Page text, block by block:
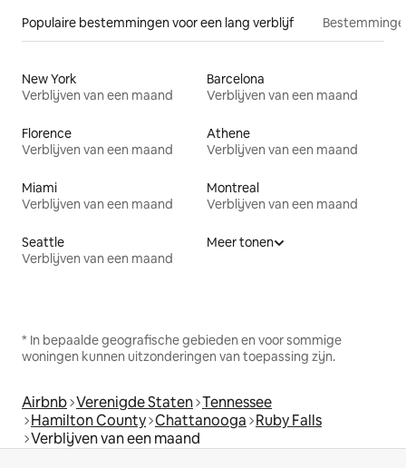
Populaire bestemmingen voor een lang verblijf
New York
Verblijven van een maand
Barcelona
Verblijven van een maand
Florence
Verblijven van een maand
Athene
Verblijven van een maand
Miami
Verblijven van een maand
Montreal
Verblijven van een maand
Seattle
Verblijven van een maand
Meer tonen
* In bepaalde geografische gebieden en voor sommige
woningen kunnen uitzonderingen van toepassing zijn.
Airbnb Verenigde Staten Tennessee
Hamilton County Chattanooga Ruby Falls
Verblijven van een maand